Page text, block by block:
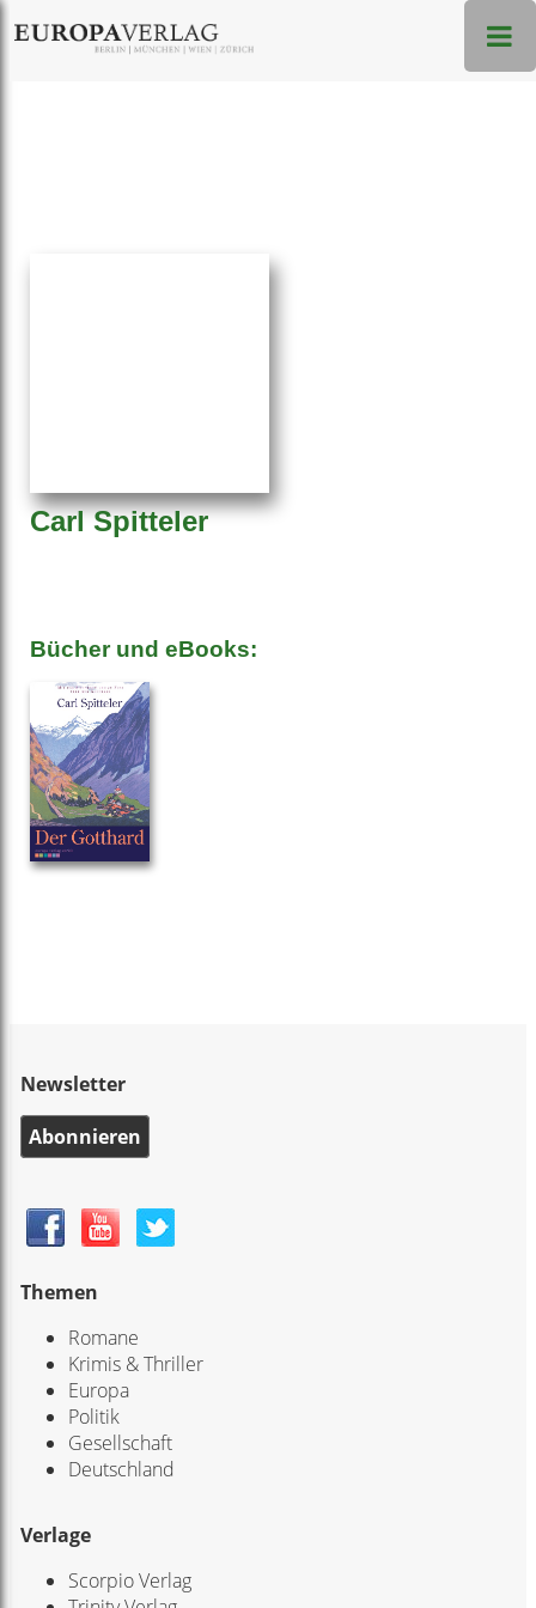
Carl Spitteler
Bücher und eBooks:
Newsletter
Abonnieren
Themen
Romane
Krimis & Thriller
Europa
Politik
Gesellschaft
Deutschland
Verlage
Scorpio Verlag